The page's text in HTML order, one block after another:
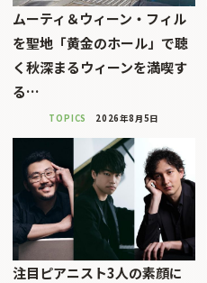
ムーティ＆ウィーン・フィル
を聖地「黄金のホール」で聴
く秋深まるウィーンを満喫す
る…
TOPICS 2026年8月5日
注目ピアニスト3人の素顔に